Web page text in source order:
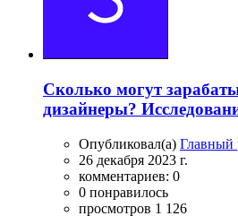
Сколько могут
дизайнеры?
Опубликовал(а) Главный
26 декабря 2023 г.
комментариев: 0
0 понравилось
просмотров 1 126